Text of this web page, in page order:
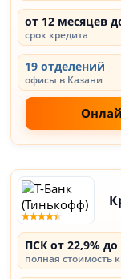
от 12 месяцев
срок кредита
19 отделений
офисы в Казани
ПСК от 22,9% до
полная стоимость